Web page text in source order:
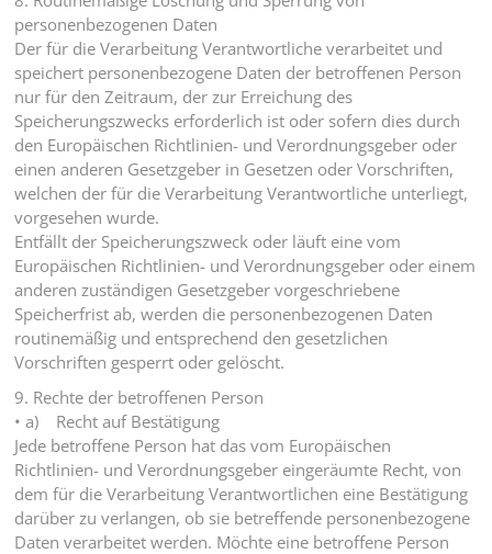
personenbezogenen Daten
Der für die Verarbeitung Verantwortliche verarbeitet und
speichert personenbezogene Daten der betroffenen Person
nur für den Zeitraum, der zur Erreichung des
Speicherungszwecks erforderlich ist oder sofern dies durch
den Europäischen Richtlinien- und Verordnungsgeber oder
einen anderen Gesetzgeber in Gesetzen oder Vorschriften,
welchen der für die Verarbeitung Verantwortliche unterliegt,
vorgesehen wurde.
Entfällt der Speicherungszweck oder läuft eine vom
Europäischen Richtlinien- und Verordnungsgeber oder einem
anderen zuständigen Gesetzgeber vorgeschriebene
Speicherfrist ab, werden die personenbezogenen Daten
routinemäßig und entsprechend den gesetzlichen
Vorschriften gesperrt oder gelöscht.
9. Rechte der betroffenen Person
• a) Recht auf Bestätigung
Jede betroffene Person hat das vom Europäischen
Richtlinien- und Verordnungsgeber eingeräumte Recht, von
dem für die Verarbeitung Verantwortlichen eine Bestätigung
darüber zu verlangen, ob sie betreffende personenbezogene
Daten verarbeitet werden. Möchte eine betroffene Person